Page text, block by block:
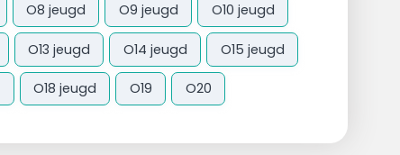
O8 jeugd O9 jeugd O10 jeugd
O13 jeugd O14 jeugd O15 jeugd
O18 jeugd O19 O20